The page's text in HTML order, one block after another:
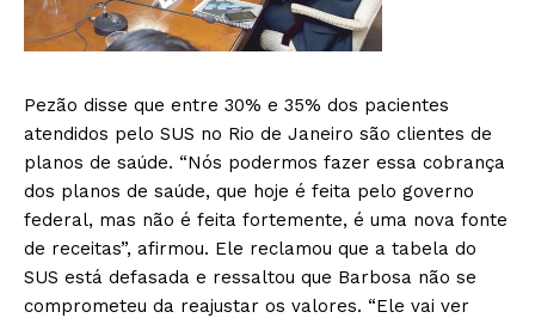
Pezão disse que entre 30% e 35% dos pacientes
atendidos pelo SUS no Rio de Janeiro são clientes de
planos de saúde. “Nós podermos fazer essa cobrança
dos planos de saúde, que hoje é feita pelo governo
federal, mas não é feita fortemente, é uma nova fonte
de receitas”, afirmou. Ele reclamou que a tabela do
SUS está defasada e ressaltou que Barbosa não se
comprometeu da reajustar os valores. “Ele vai ver